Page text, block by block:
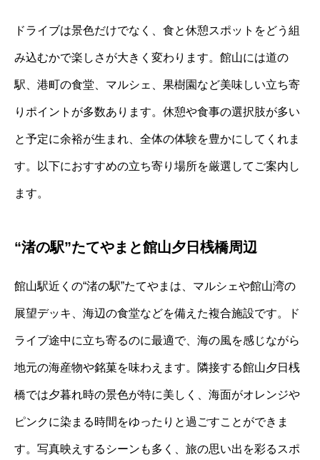
ドライブは景色だけでなく、食と休憩スポットをどう組
み込むかで楽しさが大きく変わります。館山には道の
駅、港町の食堂、マルシェ、果樹園など美味しい立ち寄
りポイントが多数あります。休憩や食事の選択肢が多い
と予定に余裕が生まれ、全体の体験を豊かにしてくれま
す。以下におすすめの立ち寄り場所を厳選してご案内し
ます。
“渚の駅”たてやまと館山夕日桟橋周辺
館山駅近くの“渚の駅”たてやまは、マルシェや館山湾の
展望デッキ、海辺の食堂などを備えた複合施設です。ド
ライブ途中に立ち寄るのに最適で、海の風を感じながら
地元の海産物や銘菓を味わえます。隣接する館山夕日桟
橋では夕暮れ時の景色が特に美しく、海面がオレンジや
ピンクに染まる時間をゆったりと過ごすことができま
す。写真映えするシーンも多く、旅の思い出を彩るスポ